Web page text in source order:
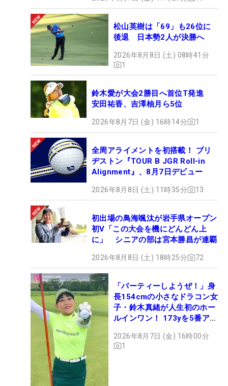
松山英樹は「69」も26位に
後退 日本勢2人が決勝へ
2026年8月8日 (土) 08時41分
1
鈴木愛が大会2勝目へ首位T発進
安田祐香、吉澤柚月ら5位
2026年8月7日 (金) 16時14分 1
全周アライメントを初搭載！ ブリ
ヂストン『TOUR B JGR Roll-in
Alignment』、8月7日デビュー
2026年8月8日 (土) 11時35分 13
初出場の鳥海颯汰が岩手県オープン
初V「この大会を機にどんどん上
に」 シニアの部は宮本勝昌が連覇
2026年8月8日 (土) 18時25分 72
「パーティーしようぜ！」身
長154cmの小さなドラコン女
子・鈴木真緒が人生初のホー
ルインワン！ 173yを5番アイ
2026年8月7日 (金) 16時00分
1